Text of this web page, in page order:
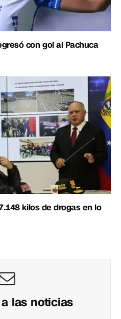
con gol al Pachuca
kilos de drogas en lo
las noticias